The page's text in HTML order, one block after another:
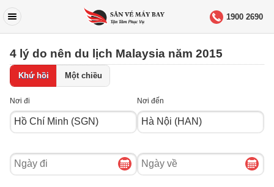
1900 2690
4 lý do nên du lịch Malaysia năm 2015
Khứ hồi Một chiều
Nơi đi Nơi đến
Ngày
đi
Ngày
về